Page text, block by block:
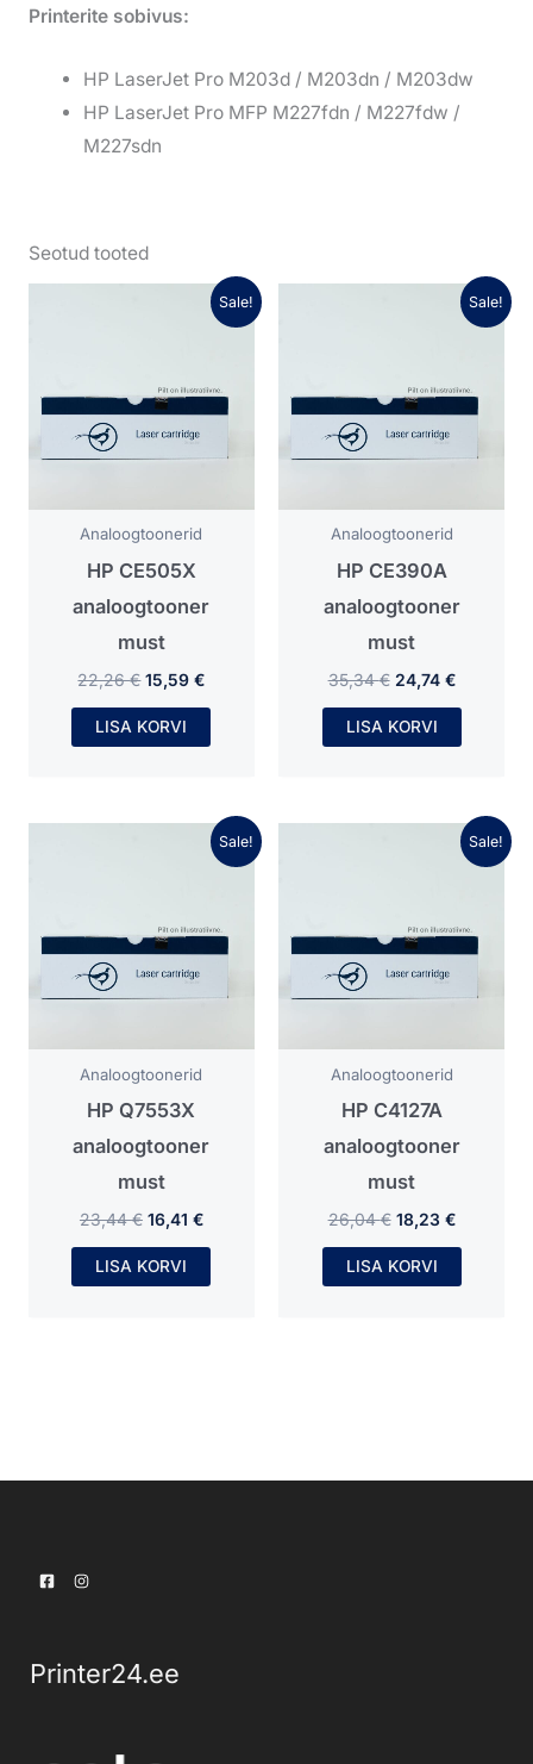
Printerite sobivus:
HP LaserJet Pro M203d / M203dn / M203dw
HP LaserJet Pro MFP M227fdn / M227fdw /
M227sdn
Seotud tooted
Sale!
Analoogtoonerid
HP CE505X
analoogtooner
must
22,26€ 15,59€
Praegune
hind
LISA KORVI
Sale!
Analoogtoonerid
HP CE390A
analoogtooner
must
35,34€ 24,74 €
Praegune
hind
LISA KORVI
Sale!
Analoogtoonerid
HP Q7553X
analoogtooner
must
23,44€ 16,41 €
Praegune
hind
LISA KORVI
Sale!
Analoogtoonerid
HP C4127A
analoogtooner
must
26,04€ 18,23 €
Praegune
hind
LISA KORVI
Printer24.ee